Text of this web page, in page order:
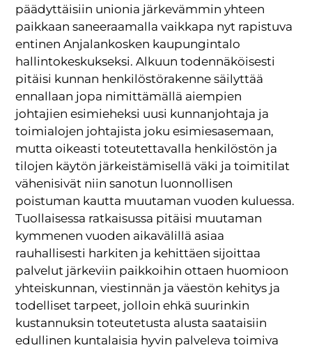
päädyttäisiin unionia järkevämmin yhteen
paikkaan saneeraamalla vaikkapa nyt rapistuva
entinen Anjalankosken kaupungintalo
hallintokeskukseksi. Alkuun todennäköisesti
pitäisi kunnan henkilöstörakenne säilyttää
ennallaan jopa nimittämällä aiempien
johtajien esimieheksi uusi kunnanjohtaja ja
toimialojen johtajista joku esimiesasemaan,
mutta oikeasti toteutettavalla henkilöstön ja
tilojen käytön järkeistämisellä väki ja toimitilat
vähenisivät niin sanotun luonnollisen
poistuman kautta muutaman vuoden kuluessa.
Tuollaisessa ratkaisussa pitäisi muutaman
kymmenen vuoden aikavälillä asiaa
rauhallisesti harkiten ja kehittäen sijoittaa
palvelut järkeviin paikkoihin ottaen huomioon
yhteiskunnan, viestinnän ja väestön kehitys ja
todelliset tarpeet, jolloin ehkä suurinkin
kustannuksin toteutetusta alusta saataisiin
edullinen kuntalaisia hyvin palveleva toimiva